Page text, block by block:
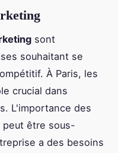
sont
souhaitant se
À Paris, les
crucial dans
L'importance des
être sous-
a des besoins